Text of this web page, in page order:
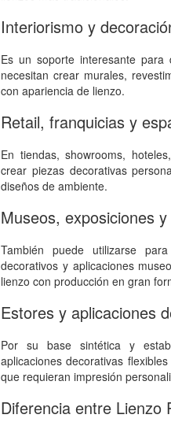
Interiorismo y
Es un soporte interesante para
necesitan crear murales,
con apariencia de lienzo.
Retail, franquicias y
En tiendas, showrooms,
crear piezas decorativas
diseños de ambiente.
Museos, exposiciones
También puede utilizarse
decorativos y aplicaciones
lienzo con producción en gran
Estores y aplicaciones
Por su base sintética y
aplicaciones decorativas
que requieran impresión
Diferencia entre Lienzo